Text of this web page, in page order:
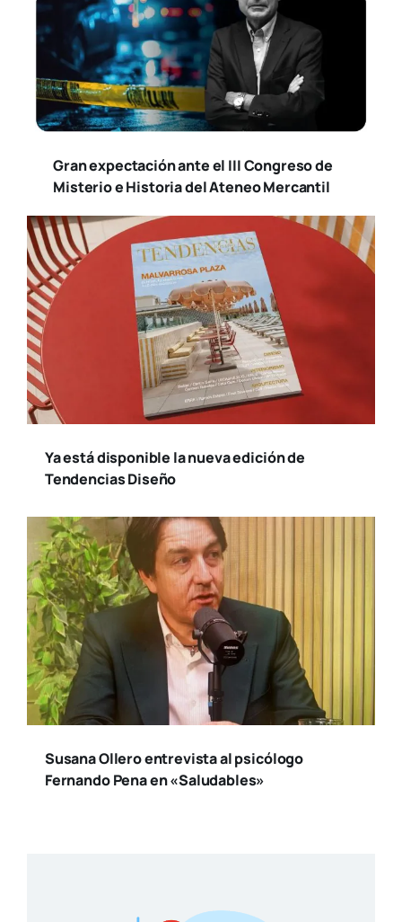
Gran expectación ante el III Congreso de
Misterio e Historia del Ateneo Mercantil
Ya está disponible la nueva edición de
Tendencias Diseño
Susana Ollero entrevista al psicólogo
Fernando Pena en «Saludables»